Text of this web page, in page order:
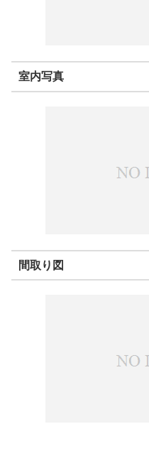
室内写真
間取り図